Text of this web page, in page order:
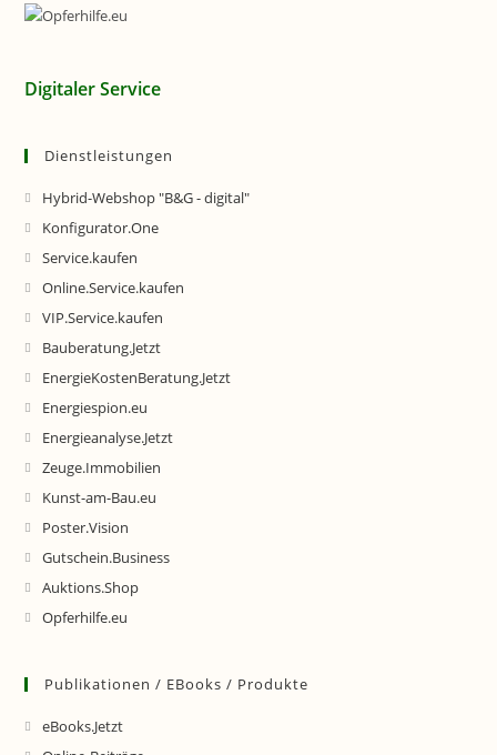
Digitaler Service
Dienstleistungen
Hybrid-Webshop "B&G - digital"
Konfigurator.One
Service.kaufen
Online.Service.kaufen
VIP.Service.kaufen
Bauberatung.Jetzt
EnergieKostenBeratung.Jetzt
Energiespion.eu
Energieanalyse.Jetzt
Zeuge.Immobilien
Kunst-am-Bau.eu
Poster.Vision
Gutschein.Business
Auktions.Shop
Opferhilfe.eu
Publikationen / EBooks / Produkte
eBooks.Jetzt